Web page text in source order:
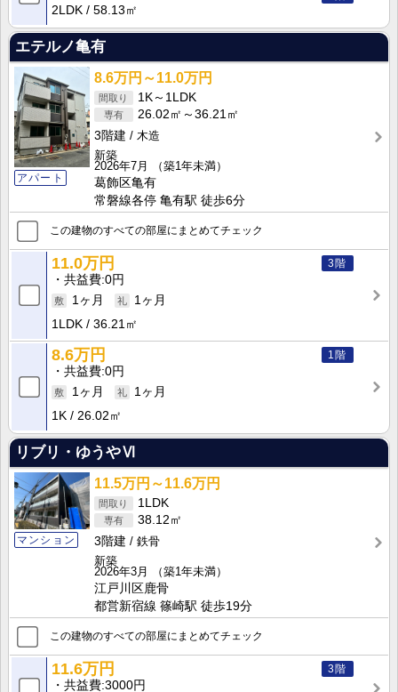
2LDK 58.13㎡
エテルノ亀有
アパート
8.6万円～11.0万円
1K～1LDK
26.02㎡～36.21㎡
3階建
木造
新築
2026年7月
（築1年未満）
葛飾区亀有
常磐線各停 亀有駅 徒歩6分
この建物のすべての部屋にまとめてチェック
3階
11.0万円
共益費 0円
1ヶ月
1ヶ月
1LDK
36.21㎡
1階
8.6万円
共益費 0円
1ヶ月
1ヶ月
1K
26.02㎡
リブリ・ゆうやⅥ
マンション
11.5万円～11.6万円
1LDK
38.12㎡
3階建
鉄骨
新築
2026年3月
（築1年未満）
江戸川区鹿骨
都営新宿線 篠崎駅 徒歩19分
この建物のすべての部屋にまとめてチェック
3階
11.6万円
共益費 3000円